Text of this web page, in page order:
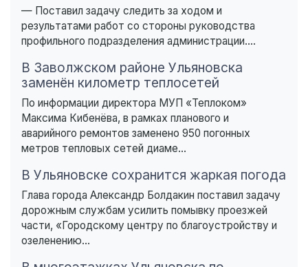
— Поставил задачу следить за ходом и
результатами работ со стороны руководства
профильного подразделения администрации....
В Заволжском районе Ульяновска
заменён километр теплосетей
По информации директора МУП «Теплоком»
Максима Кибенёва, в рамках планового и
аварийного ремонтов заменено 950 погонных
метров тепловых сетей диаме...
В Ульяновске сохранится жаркая погода
Глава города Александр Болдакин поставил задачу
дорожным службам усилить помывку проезжей
части, «Городскому центру по благоустройству и
озеленению...